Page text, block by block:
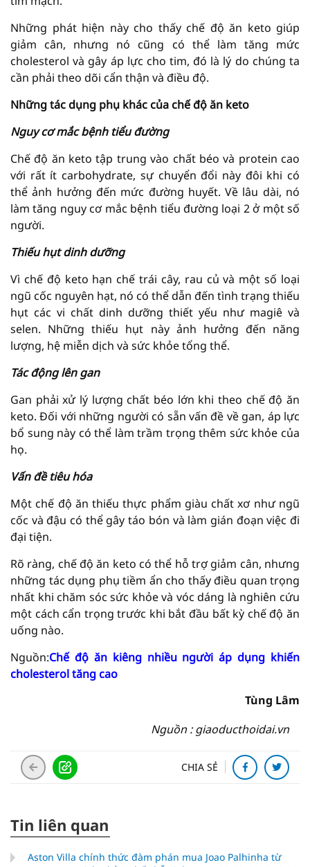
Những phát hiện này cho thấy chế độ ăn keto giúp
giảm cân, nhưng nó cũng có thể làm tăng mức
cholesterol và gây áp lực cho tim, đó là lý do chúng ta
cần phải theo dõi cẩn thận và điều độ.
Những tác dụng phụ khác của chế độ ăn keto
Nguy cơ mắc bệnh tiểu đường
Chế độ ăn keto tập trung vào chất béo và protein cao
với rất ít carbohydrate, sự chuyển đổi này đôi khi có
thể ảnh hưởng đến mức đường huyết. Về lâu dài, nó
làm tăng nguy cơ mắc bệnh tiểu đường loại 2 ở một số
người.
Thiếu hụt dinh dưỡng
Vì chế độ keto hạn chế trái cây, rau củ và một số loại
ngũ cốc nguyên hạt, nó có thể dẫn đến tình trạng thiếu
hụt các vi chất dinh dưỡng thiết yếu như magiê và
selen. Những thiếu hụt này ảnh hưởng đến năng
lượng, hệ miễn dịch và sức khỏe tổng thể.
Tác động lên gan
Gan phải xử lý lượng chất béo lớn khi theo chế độ ăn
keto. Đối với những người có sẵn vấn đề về gan, áp lực
bổ sung này có thể làm trầm trọng thêm sức khỏe của
họ.
Vấn đề tiêu hóa
Một chế độ ăn thiếu thực phẩm giàu chất xơ như ngũ
cốc và đậu có thể gây táo bón và làm gián đoạn việc đi
đại tiện.
Rõ ràng, chế độ ăn keto có thể hỗ trợ giảm cân, nhưng
những tác dụng phụ tiềm ẩn cho thấy điều quan trọng
nhất khi chăm sóc sức khỏe và vóc dáng là nghiên cứu
một cách cẩn trọng trước khi bắt đầu bất kỳ chế độ ăn
uống nào.
Nguồn:Chế độ ăn kiêng nhiều người áp dụng khiến
cholesterol tăng cao
Tùng Lâm
Nguồn : giaoducthoidai.vn
CHIA SẺ
Tin liên quan
Aston Villa chính thức đàm phán mua Joao Palhinha từ